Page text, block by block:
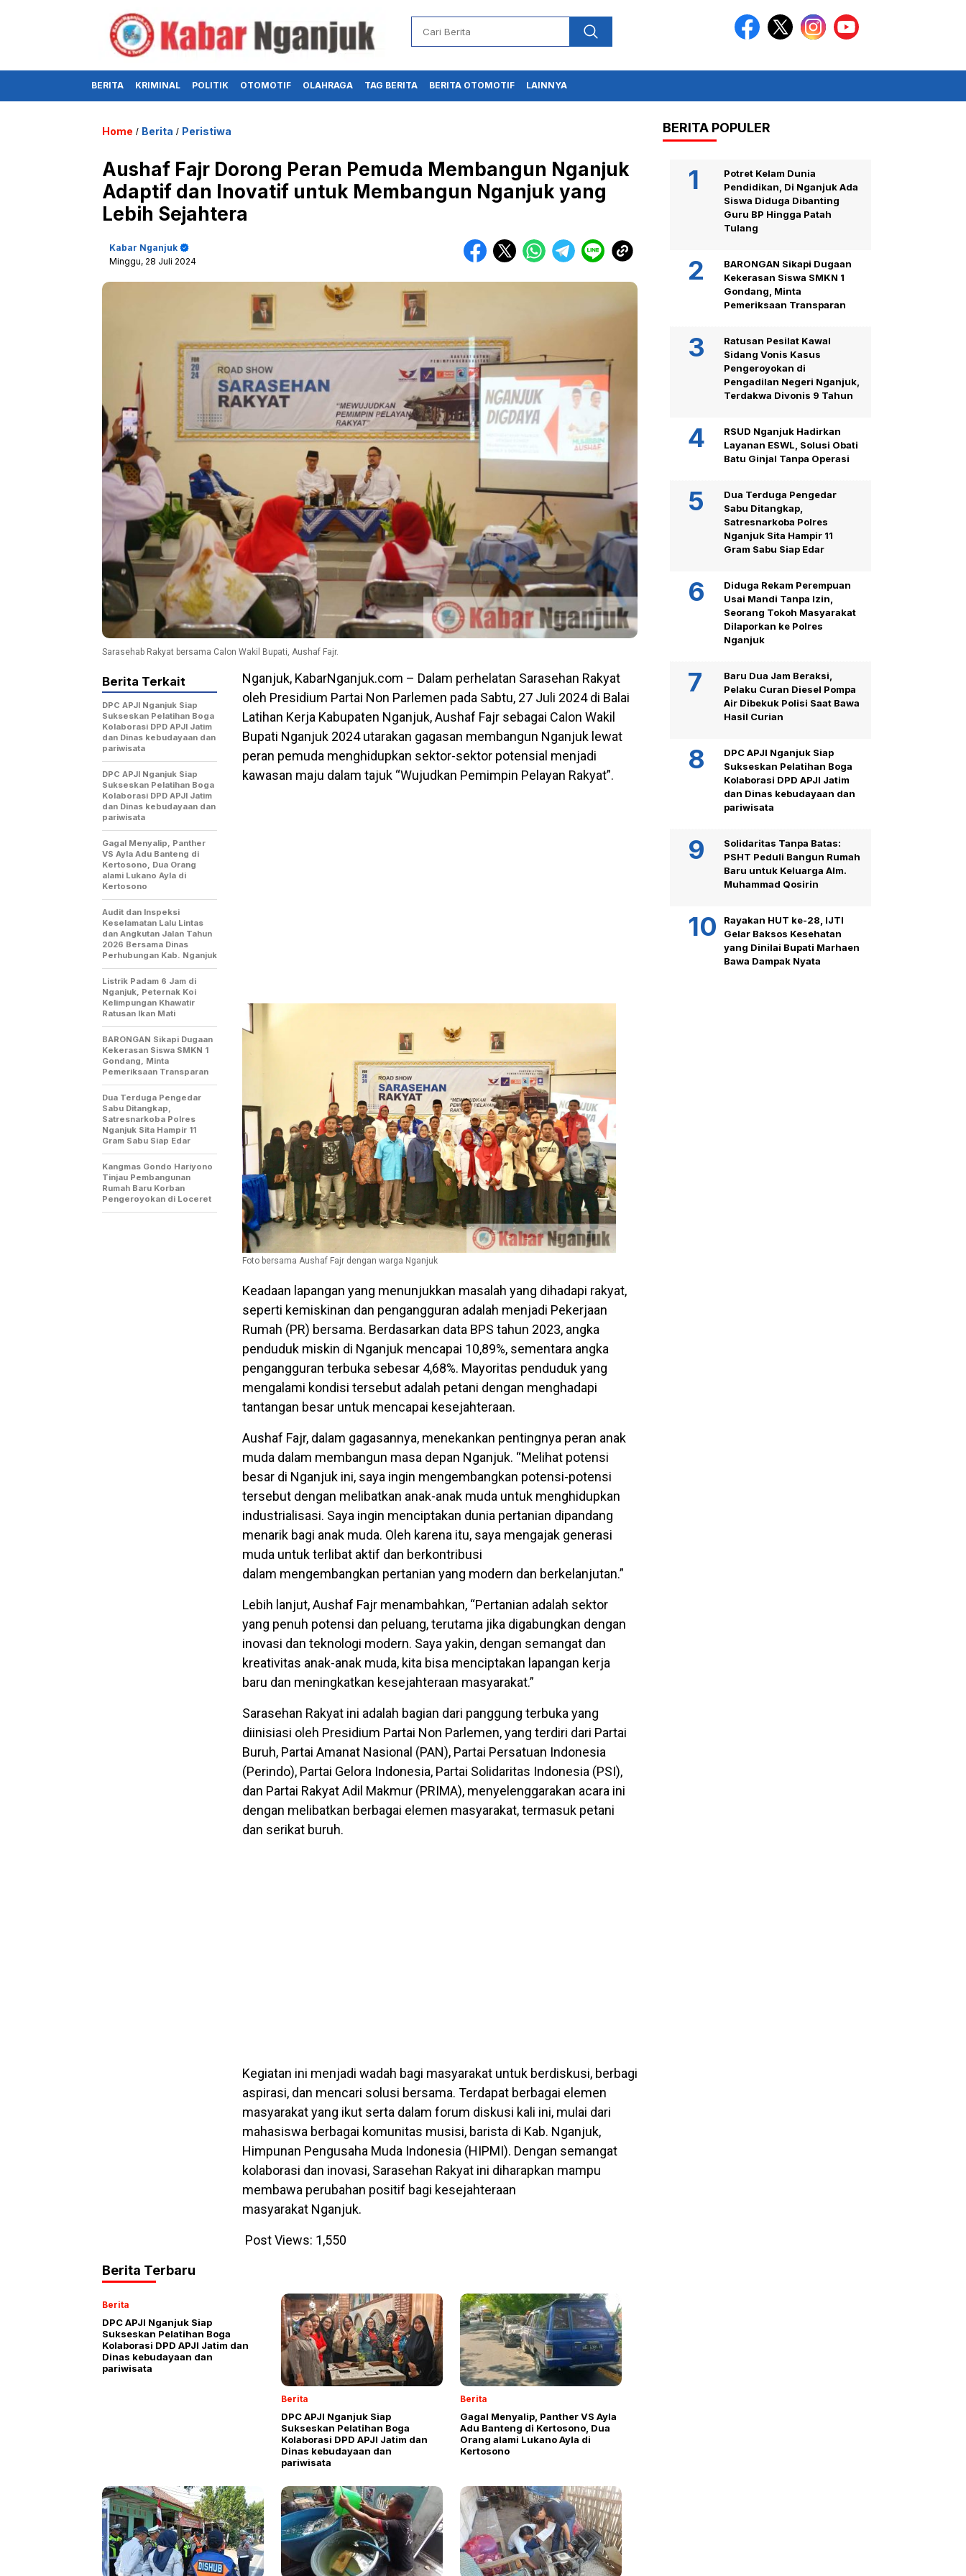
BERITA KRIMINAL POLITIK OTOMOTIF OLAHRAGA TAG BERITA BERITA OTOMOTIF LAINNYA
Home / Berita / Peristiwa
Aushaf Fajr Dorong Peran Pemuda Membangun Nganjuk
Adaptif dan Inovatif untuk Membangun Nganjuk yang
Lebih Sejahtera
Kabar Nganjuk
Minggu, 28 Juli 2024
Sarasehab Rakyat bersama Calon Wakil Bupati, Aushaf Fajr.
Nganjuk, KabarNganjuk.com – Dalam perhelatan Sarasehan Rakyat
oleh Presidium Partai Non Parlemen pada Sabtu, 27 Juli 2024 di Balai
Latihan Kerja Kabupaten Nganjuk, Aushaf Fajr sebagai Calon Wakil
Bupati Nganjuk 2024 utarakan gagasan membangun Nganjuk lewat
peran pemuda menghidupkan sektor-sektor potensial menjadi
kawasan maju dalam tajuk “Wujudkan Pemimpin Pelayan Rakyat”.
Foto bersama Aushaf Fajr dengan warga Nganjuk
Keadaan lapangan yang menunjukkan masalah yang dihadapi rakyat,
seperti kemiskinan dan pengangguran adalah menjadi Pekerjaan
Rumah (PR) bersama. Berdasarkan data BPS tahun 2023, angka
penduduk miskin di Nganjuk mencapai 10,89%, sementara angka
pengangguran terbuka sebesar 4,68%. Mayoritas penduduk yang
mengalami kondisi tersebut adalah petani dengan menghadapi
tantangan besar untuk mencapai kesejahteraan.
Aushaf Fajr, dalam gagasannya, menekankan pentingnya peran anak
muda dalam membangun masa depan Nganjuk. “Melihat potensi
besar di Nganjuk ini, saya ingin mengembangkan potensi-potensi
tersebut dengan melibatkan anak-anak muda untuk menghidupkan
industrialisasi. Saya ingin menciptakan dunia pertanian dipandang
menarik bagi anak muda. Oleh karena itu, saya mengajak generasi
muda untuk terlibat aktif dan berkontribusi
dalam mengembangkan pertanian yang modern dan berkelanjutan.”
Lebih lanjut, Aushaf Fajr menambahkan, “Pertanian adalah sektor
yang penuh potensi dan peluang, terutama jika digabungkan dengan
inovasi dan teknologi modern. Saya yakin, dengan semangat dan
kreativitas anak-anak muda, kita bisa menciptakan lapangan kerja
baru dan meningkatkan kesejahteraan masyarakat.”
Sarasehan Rakyat ini adalah bagian dari panggung terbuka yang
diinisiasi oleh Presidium Partai Non Parlemen, yang terdiri dari Partai
Buruh, Partai Amanat Nasional (PAN), Partai Persatuan Indonesia
(Perindo), Partai Gelora Indonesia, Partai Solidaritas Indonesia (PSI),
dan Partai Rakyat Adil Makmur (PRIMA), menyelenggarakan acara ini
dengan melibatkan berbagai elemen masyarakat, termasuk petani
dan serikat buruh.
Kegiatan ini menjadi wadah bagi masyarakat untuk berdiskusi, berbagi
aspirasi, dan mencari solusi bersama. Terdapat berbagai elemen
masyarakat yang ikut serta dalam forum diskusi kali ini, mulai dari
mahasiswa berbagai komunitas musisi, barista di Kab. Nganjuk,
Himpunan Pengusaha Muda Indonesia (HIPMI). Dengan semangat
kolaborasi dan inovasi, Sarasehan Rakyat ini diharapkan mampu
membawa perubahan positif bagi kesejahteraan
masyarakat Nganjuk.
Post Views: 1,550
Berita Terkait
DPC APJI Nganjuk Siap
Sukseskan Pelatihan Boga
Kolaborasi DPD APJI Jatim
dan Dinas kebudayaan dan
pariwisata
DPC APJI Nganjuk Siap
Sukseskan Pelatihan Boga
Kolaborasi DPD APJI Jatim
dan Dinas kebudayaan dan
pariwisata
Gagal Menyalip, Panther
VS Ayla Adu Banteng di
Kertosono, Dua Orang
alami Lukano Ayla di
Kertosono
Audit dan Inspeksi
Keselamatan Lalu Lintas
dan Angkutan Jalan Tahun
2026 Bersama Dinas
Perhubungan Kab. Nganjuk
Listrik Padam 6 Jam di
Nganjuk, Peternak Koi
Kelimpungan Khawatir
Ratusan Ikan Mati
BARONGAN Sikapi Dugaan
Kekerasan Siswa SMKN 1
Gondang, Minta
Pemeriksaan Transparan
Dua Terduga Pengedar
Sabu Ditangkap,
Satresnarkoba Polres
Nganjuk Sita Hampir 11
Gram Sabu Siap Edar
Kangmas Gondo Hariyono
Tinjau Pembangunan
Rumah Baru Korban
Pengeroyokan di Loceret
Berita Terbaru
Berita
DPC APJI Nganjuk Siap
Sukseskan Pelatihan Boga
Kolaborasi DPD APJI Jatim dan
Dinas kebudayaan dan
pariwisata
Berita
DPC APJI Nganjuk Siap
Sukseskan Pelatihan Boga
Kolaborasi DPD APJI Jatim dan
Dinas kebudayaan dan
pariwisata
Berita
Gagal Menyalip, Panther VS Ayla
Adu Banteng di Kertosono, Dua
Orang alami Lukano Ayla di
Kertosono
BERITA POPULER
Potret Kelam Dunia
Pendidikan, Di Nganjuk Ada
Siswa Diduga Dibanting
Guru BP Hingga Patah
Tulang
BARONGAN Sikapi Dugaan
Kekerasan Siswa SMKN 1
Gondang, Minta
Pemeriksaan Transparan
Ratusan Pesilat Kawal
Sidang Vonis Kasus
Pengeroyokan di
Pengadilan Negeri Nganjuk,
Terdakwa Divonis 9 Tahun
RSUD Nganjuk Hadirkan
Layanan ESWL, Solusi Obati
Batu Ginjal Tanpa Operasi
Dua Terduga Pengedar
Sabu Ditangkap,
Satresnarkoba Polres
Nganjuk Sita Hampir 11
Gram Sabu Siap Edar
Diduga Rekam Perempuan
Usai Mandi Tanpa Izin,
Seorang Tokoh Masyarakat
Dilaporkan ke Polres
Nganjuk
Baru Dua Jam Beraksi,
Pelaku Curan Diesel Pompa
Air Dibekuk Polisi Saat Bawa
Hasil Curian
DPC APJI Nganjuk Siap
Sukseskan Pelatihan Boga
Kolaborasi DPD APJI Jatim
dan Dinas kebudayaan dan
pariwisata
Solidaritas Tanpa Batas:
PSHT Peduli Bangun Rumah
Baru untuk Keluarga Alm.
Muhammad Qosirin
Rayakan HUT ke-28, IJTI
Gelar Baksos Kesehatan
yang Dinilai Bupati Marhaen
Bawa Dampak Nyata